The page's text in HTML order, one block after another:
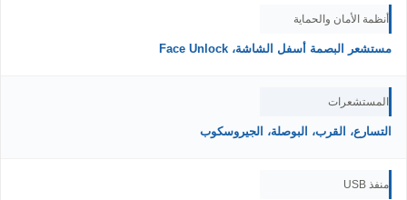
أنظمة الأمان والحماية
مستشعر البصمة أسفل الشاشة، Face Unlock
المستشعرات
التسارع، القرب، البوصلة، الجيروسكوب
منفذ USB